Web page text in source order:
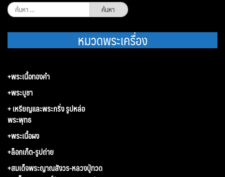
ค้นหา
สำหรับ:
หมวดพระเครื่อง
+พระเนื้อทองคำ
+พระบูชา
+ เหรียญและพระกริ่ง รูปหล่อ
พระพุทธ
+พระเนื้อผง
+ล็อกเก็ต-รูปถ่าย
+สมเด็จพระญาณสังวร-หลวงปู่ทวด